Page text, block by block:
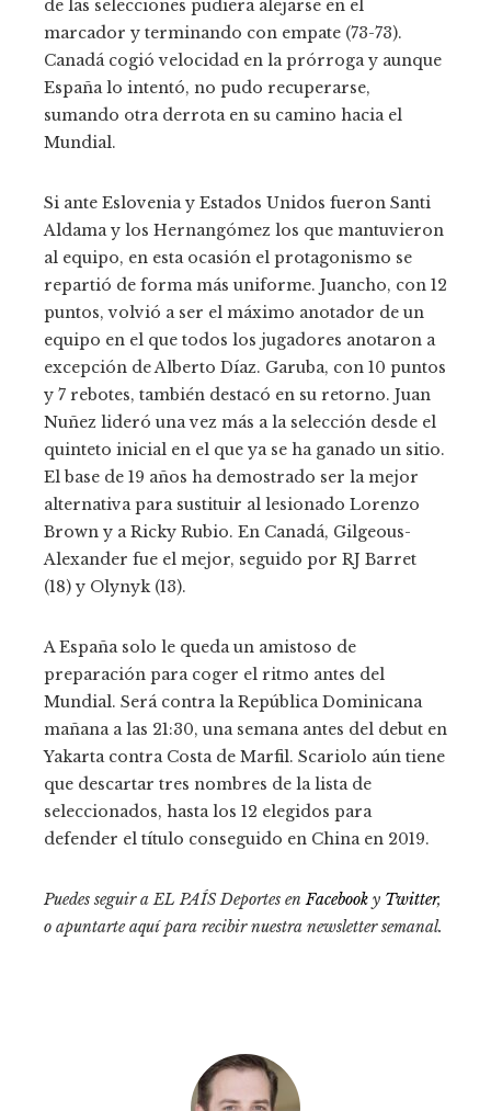
de las selecciones pudiera alejarse en el
marcador y terminando con empate (73-73).
Canadá cogió velocidad en la prórroga y aunque
España lo intentó, no pudo recuperarse,
sumando otra derrota en su camino hacia el
Mundial.
Si ante Eslovenia y Estados Unidos fueron Santi
Aldama y los Hernangómez los que mantuvieron
al equipo, en esta ocasión el protagonismo se
repartió de forma más uniforme. Juancho, con 12
puntos, volvió a ser el máximo anotador de un
equipo en el que todos los jugadores anotaron a
excepción de Alberto Díaz. Garuba, con 10 puntos
y 7 rebotes, también destacó en su retorno. Juan
Nuñez lideró una vez más a la selección desde el
quinteto inicial en el que ya se ha ganado un sitio.
El base de 19 años ha demostrado ser la mejor
alternativa para sustituir al lesionado Lorenzo
Brown y a Ricky Rubio. En Canadá, Gilgeous-
Alexander fue el mejor, seguido por RJ Barret
(18) y Olynyk (13).
A España solo le queda un amistoso de
preparación para coger el ritmo antes del
Mundial. Será contra la República Dominicana
mañana a las 21:30, una semana antes del debut en
Yakarta contra Costa de Marfil. Scariolo aún tiene
que descartar tres nombres de la lista de
seleccionados, hasta los 12 elegidos para
defender el título conseguido en China en 2019.
Puedes seguir a EL PAÍS Deportes enFacebook y Twitter,
o apuntarte aquí para recibirnuestra newsletter semanal.